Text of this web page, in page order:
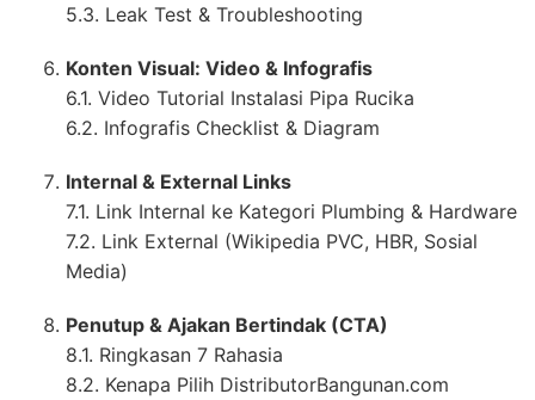
5.3. Leak Test & Troubleshooting
Konten Visual: Video & Infografis
6.1. Video Tutorial Instalasi Pipa Rucika
6.2. Infografis Checklist & Diagram
Internal & External Links
7.1. Link Internal ke Kategori Plumbing & Hardware
7.2. Link External (Wikipedia PVC, HBR, Sosial
Media)
Penutup & Ajakan Bertindak (CTA)
8.1. Ringkasan 7 Rahasia
8.2. Kenapa Pilih DistributorBangunan.com